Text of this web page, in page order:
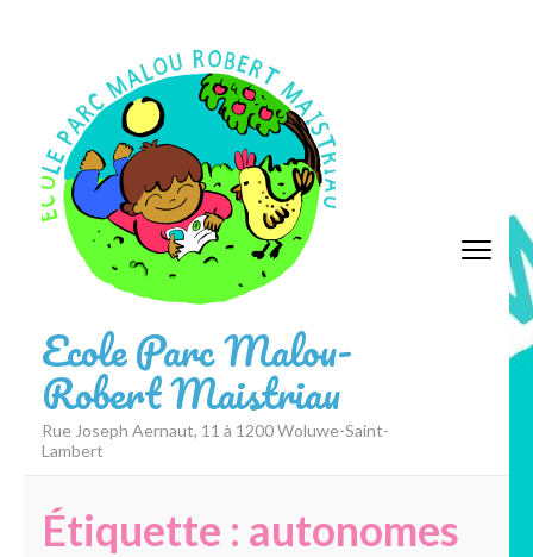
contenu
(Pressez
Entrée)
Ecole Parc Malou-
Robert Maistriau
Rue Joseph Aernaut, 11 à 1200 Woluwe-Saint-
Lambert
Étiquette : autonomes